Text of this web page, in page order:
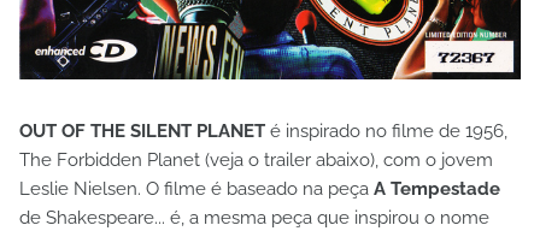
OUT OF THE SILENT PLANET é inspirado no filme de 1956,
The Forbidden Planet (veja o trailer abaixo), com o jovem
Leslie Nielsen. O filme é baseado na peça A Tempestade
de Shakespeare... é, a mesma peça que inspirou o nome